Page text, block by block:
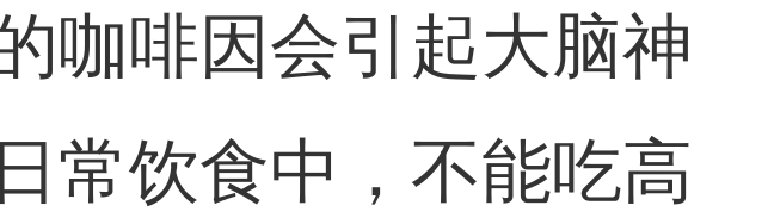
咖啡因会引起大脑神
常饮食中，不能吃高